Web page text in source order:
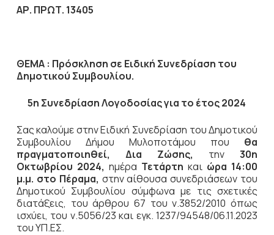
ΑΡ. ΠΡΩΤ. 13405
ΘΕΜΑ : Πρόσκληση σε Ειδική Συνεδρίαση του
Δημοτικού Συμβουλίου.
5η Συνεδρίαση Λογοδοσίας για το έτος 2024
Σας καλούμε στην Ειδική Συνεδρίαση του Δημοτικού
Συμβουλίου Δήμου Μυλοποτάμου που θα
πραγματοποιηθεί, Δια Ζώσης, την30η
Οκτωβρίου 2024, ημέρα Τετάρτηκαι ώρα 14:00
μ.μ. στο Πέραμα, στην αίθουσα συνεδριάσεων του
Δημοτικού Συμβουλίου σύμφωνα με τις σχετικές
διατάξεις, του άρθρου 67 του ν.3852/2010 όπως
ισχύει, του ν.5056/23 και εγκ. 1237/94548/06.11.2023
του ΥΠ.ΕΣ.